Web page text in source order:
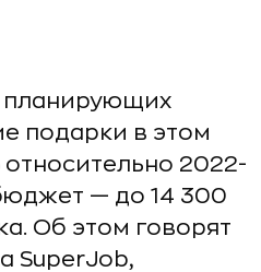
планирующих
подарки в этом
относительно 2022-
— до 14 300
Об этом говорят
SuperJob,